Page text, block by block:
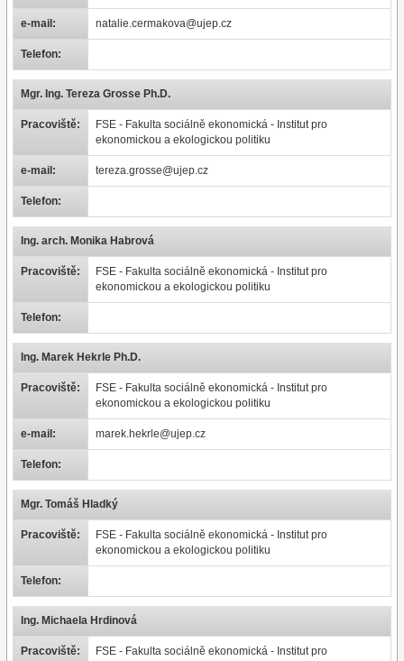
e-mail: natalie.cermakova@ujep.cz
Telefon:
Mgr. Ing. Tereza Grosse Ph.D.
Pracoviště:
FSE - Fakulta sociálně ekonomická - Institut pro
ekonomickou a ekologickou politiku
e-mail: tereza.grosse@ujep.cz
Telefon:
Ing. arch. Monika Habrová
Pracoviště:
FSE - Fakulta sociálně ekonomická - Institut pro
ekonomickou a ekologickou politiku
Telefon:
Ing. Marek Hekrle Ph.D.
Pracoviště:
FSE - Fakulta sociálně ekonomická - Institut pro
ekonomickou a ekologickou politiku
e-mail: marek.hekrle@ujep.cz
Telefon:
Mgr. Tomáš Hladký
Pracoviště:
FSE - Fakulta sociálně ekonomická - Institut pro
ekonomickou a ekologickou politiku
Telefon:
Ing. Michaela Hrdinová
Pracoviště:
FSE - Fakulta sociálně ekonomická - Institut pro